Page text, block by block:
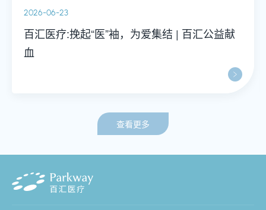
2026-06-22
汇声世界，岳动中华：百汇医疗诊所与岳阳医
院开启中西医结合新篇章
查看更多